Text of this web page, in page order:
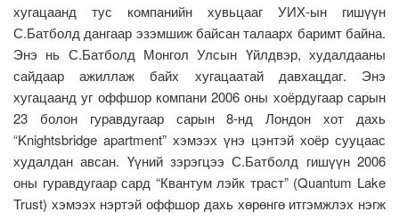
хугацаанд тус компанийн хувьцааг УИХ-ын гишүүн
С.Батболд дангаар эзэмшиж байсан талаарх баримт байна.
Энэ нь С.Батболд Монгол Улсын Үйлдвэр, худалдааны
сайдаар ажиллаж байх хугацаатай давхацдаг. Энэ
хугацаанд уг оффшор компани 2006 оны хоёрдугаар сарын
23 болон гуравдугаар сарын 8-нд Лондон хот дахь
“Knightsbridge apartment” хэмээх үнэ цэнтэй хоёр сууцаас
худалдан авсан. Үүний зэрэгцээ С.Батболд гишүүн 2006
оны гуравдугаар сард “Квантум лэйк траст” (Quantum Lake
Trust) хэмээх нэртэй оффшор дахь хөрөнгө итгэмжлэх нэгж